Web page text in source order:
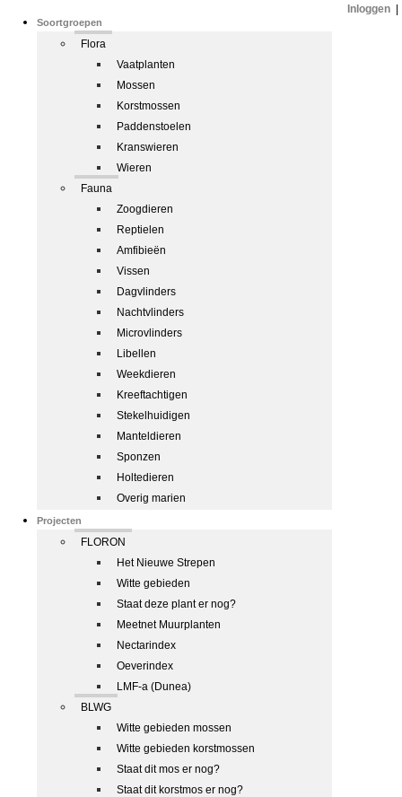
Soortgroepen
Flora
Vaatplanten
Mossen
Korstmossen
Paddenstoelen
Kranswieren
Wieren
Fauna
Zoogdieren
Reptielen
Amfibieën
Vissen
Dagvlinders
Nachtvlinders
Microvlinders
Libellen
Weekdieren
Kreeftachtigen
Stekelhuidigen
Manteldieren
Sponzen
Holtedieren
Overig marien
Projecten
FLORON
Het Nieuwe Strepen
Witte gebieden
Staat deze plant er nog?
Meetnet Muurplanten
Nectarindex
Oeverindex
LMF-a (Dunea)
BLWG
Witte gebieden mossen
Witte gebieden korstmossen
Staat dit mos er nog?
Staat dit korstmos er nog?
Inloggen